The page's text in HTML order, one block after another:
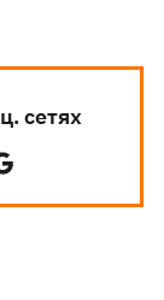
сетях